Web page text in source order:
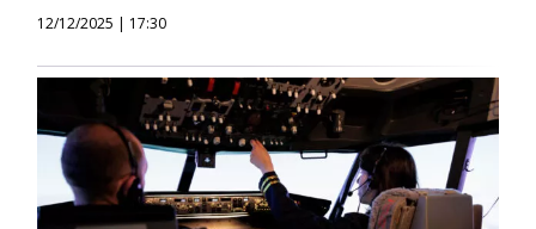
12/12/2025 | 17:30